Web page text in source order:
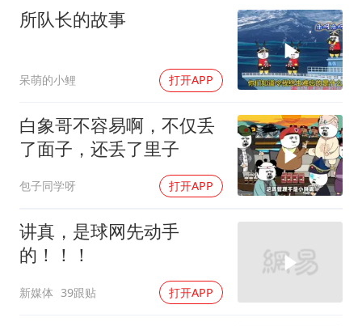
所队长的故事
呆萌的小鲤 打开APP
白象哥不容易啊，不仅丢
了面子，还丢了里子
包子同学呀 打开APP
讲真，是球网先动手
的！！！
新媒体 39跟贴 打开APP